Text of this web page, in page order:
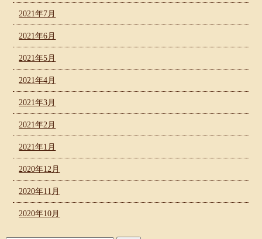
2021年7月
2021年6月
2021年5月
2021年4月
2021年3月
2021年2月
2021年1月
2020年12月
2020年11月
2020年10月